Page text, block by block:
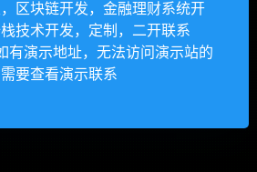
各种系统开发
，金融理财系统开发，行业不限
区块链开发，金融理财系统开
技术开发，定制，二开联系
演示地址，无法访问演示站的
要查看演示联系